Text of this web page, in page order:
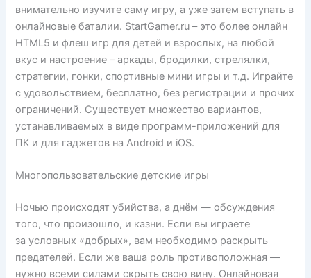
внимательно изучите саму игру, а уже затем вступать в
онлайновые баталии. StartGamer.ru – это более онлайн
HTML5 и флеш игр для детей и взрослых, на любой
вкус и настроение – аркады, бродилки, стрелялки,
стратегии, гонки, спортивные мини игры и т.д. Играйте
с удовольствием, бесплатно, без регистрации и прочих
ограничений. Существует множество вариантов,
устанавливаемых в виде программ-приложений для
ПК и для гаджетов на Android и iOS.
Многопользовательские детские игры
Ночью происходят убийства, а днём — обсуждения
того, что произошло, и казни. Если вы играете
за условных «добрых», вам необходимо раскрыть
предателей. Если же ваша роль противоположная —
нужно всеми силами скрыть свою вину. Онлайновая